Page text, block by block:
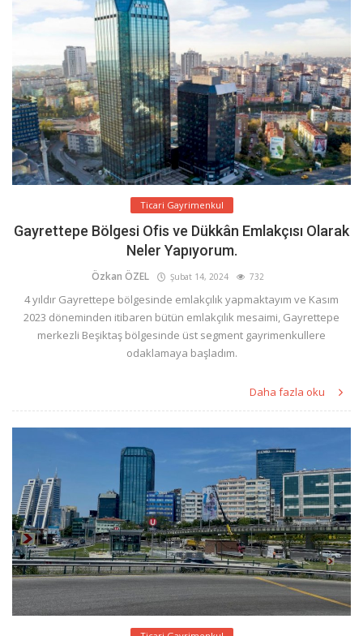
Ticari Gayrimenkul
Gayrettepe Bölgesi Ofis ve Dükkân Emlakçısı Olarak
Neler Yapıyorum.
Özkan ÖZEL Şubat 14, 2024 732
4 yıldır Gayrettepe bölgesinde emlakçılık yapmaktayım ve Kasım
2023 döneminden itibaren bütün emlakçılık mesaimi, Gayrettepe
merkezli Beşiktaş bölgesinde üst segment gayrimenkullere
odaklamaya başladım.
Daha fazla oku